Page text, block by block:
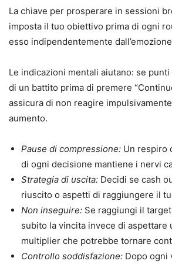
La chiave per prosperare in sessioni
imposta il tuo obiettivo prima di ogni
esso indipendentemente
Le indicazioni mentali aiutano: se punti
di un battito prima di premere
assicura di non reagire
aumento.
Pause di compressione: Un respiro
di ogni decisione mantiene i nervi
Strategia di uscita: Decidi se cash
riuscito o aspetti di raggiungere il
Non inseguire: Se raggiungi il
subito la vincita invece di aspettare
multiplier che potrebbe tornare
Controllo soddisfazione: Dopo ogni